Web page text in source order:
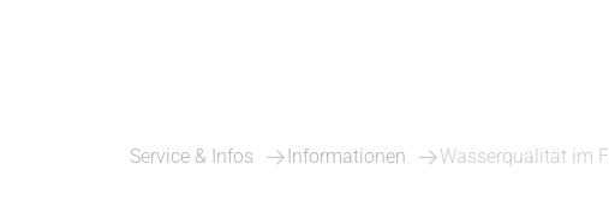
Service & Infos Informationen Wasserqualität im